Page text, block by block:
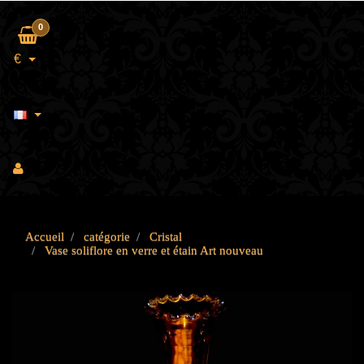
0
€
Accueil catégorie
Cristal
Vase soliflore en verre et étain Art nouveau